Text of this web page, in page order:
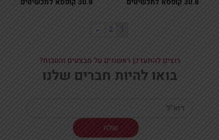
1
2
←
רוצים להתעדכן ראשונים על מבצעים והטבות?
בואו להיות חברים שלנו
Your email